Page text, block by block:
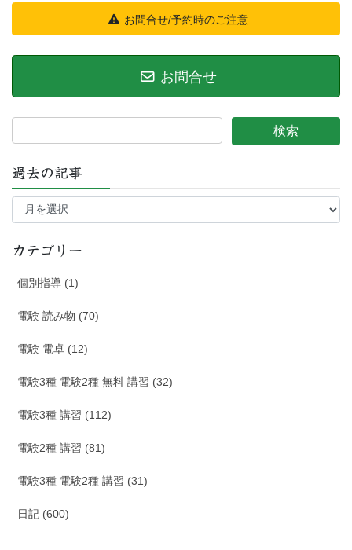
お問合せ/予約時のご注意
お問合せ
過去の記事
過
記
カテゴリー
個別指導 (1)
電験 読み物 (70)
電験 電卓 (12)
電験3種 電験2種 無料 講習 (32)
電験3種 講習 (112)
電験2種 講習 (81)
電験3種 電験2種 講習 (31)
日記 (600)